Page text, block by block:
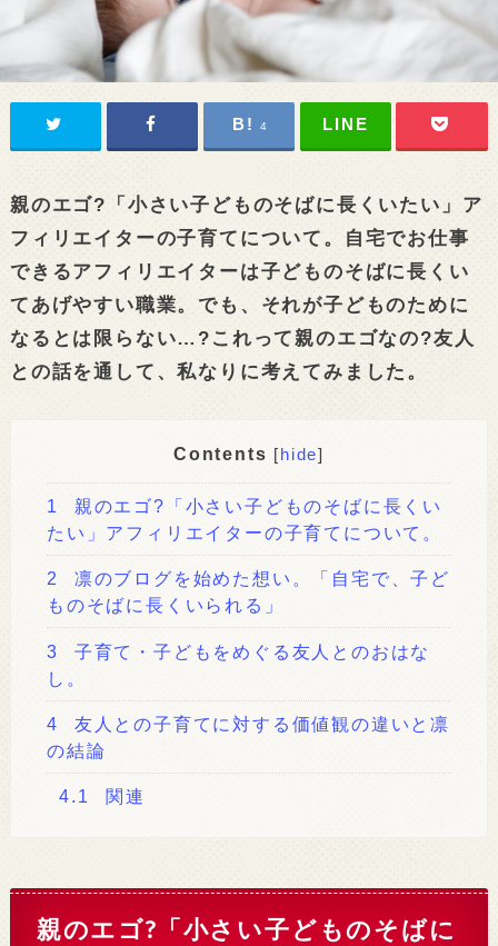
4
親のエゴ?「小さい子どものそばに長くいたい」ア
フィリエイターの子育てについて。自宅でお仕事
できるアフィリエイターは子どものそばに長くい
てあげやすい職業。でも、それが子どものために
なるとは限らない…?これって親のエゴなの?友人
との話を通して、私なりに考えてみました。
Contents [ hide]
1
親のエゴ?「小さい子どものそばに長くい
たい」アフィリエイターの子育てについて。
2
凛のブログを始めた想い。「自宅で、子ど
ものそばに長くいられる」
3
子育て・子どもをめぐる友人とのおはな
し。
4
友人との子育てに対する価値観の違いと凛
の結論
4.1 関連
親のエゴ?「小さい子どものそばに